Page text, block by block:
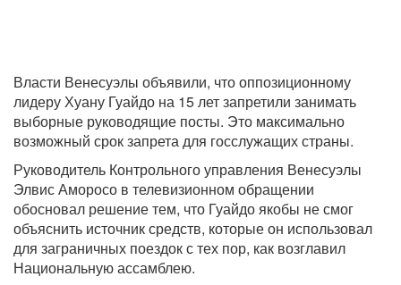
Власти Венесуэлы объявили, что оппозиционному
лидеру Хуану Гуайдо на 15 лет запретили занимать
выборные руководящие посты. Это максимально
возможный срок запрета для госслужащих страны.
Руководитель Контрольного управления Венесуэлы
Элвис Аморосо в телевизионном обращении
обосновал решение тем, что Гуайдо якобы не смог
объяснить источник средств, которые он использовал
для заграничных поездок с тех пор, как возглавил
Национальную ассамблею.